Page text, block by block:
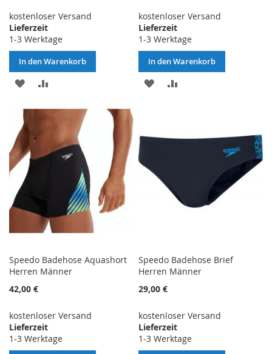
kostenloser Versand
Lieferzeit
1-3 Werktage
In den Warenkorb
ZUR
HINZUFÜGEN
HINZUFÜGEN
kostenloser Versand
Lieferzeit
1-3 Werktage
In den Warenkorb
ZUR
Speedo Badehose Aquashort
Herren Männer
42,00 €
kostenloser Versand
Lieferzeit
1-3 Werktage
Speedo Badehose Brief
Herren Männer
29,00 €
kostenloser Versand
Lieferzeit
1-3 Werktage